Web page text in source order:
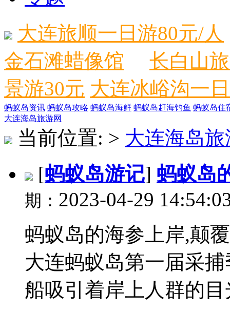
大连旅顺一日游80元/人
金石滩蜡像馆
长白山
景游30元 大连冰峪沟一
蚂蚁岛资讯 蚂蚁岛攻略 蚂蚁岛海鲜 蚂蚁岛赶海钓鱼 蚂蚁岛住
大连海岛旅游网
当前位置: > 大连海岛旅
[蚂蚁岛游记] 蚂蚁岛
期： 2023-04-29
蚂蚁岛的海参上岸,颠
大连蚂蚁岛第一届采
船吸引着岸上人群的目